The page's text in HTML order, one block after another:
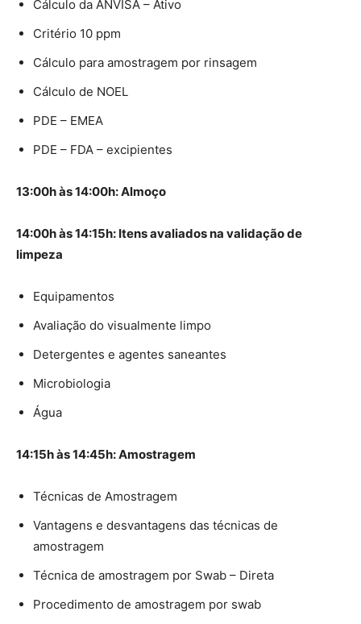
Cálculo da ANVISA – Ativo
Critério 10 ppm
Cálculo para amostragem por rinsagem
Cálculo de NOEL
PDE – EMEA
PDE – FDA – excipientes
13:00h às 14:00h: Almoço
14:00h às 14:15h: Itens avaliados na validação de
limpeza
Equipamentos
Avaliação do visualmente limpo
Detergentes e agentes saneantes
Microbiologia
Água
14:15h às 14:45h: Amostragem
Técnicas de Amostragem
Vantagens e desvantagens das técnicas de
amostragem
Técnica de amostragem por Swab – Direta
Procedimento de amostragem por swab